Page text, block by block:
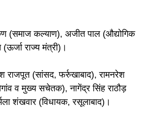
(समाज कल्याण), अजीत पाल (औद्योगिक
राज्य मंत्री)।
राजपूत (सांसद, फर्रुखाबाद), रामनरेश
व मुख्य सचेतक), नागेंद्र सिंह राठौड़
शंखवार (विधायक, रसूलाबाद)।